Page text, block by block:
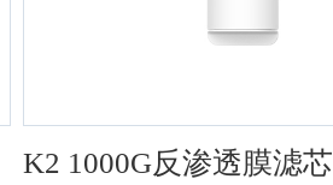
K2 1000G反渗透膜滤芯